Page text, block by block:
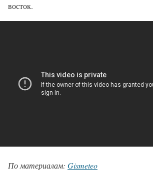
восток.
По материалам: Gismeteo